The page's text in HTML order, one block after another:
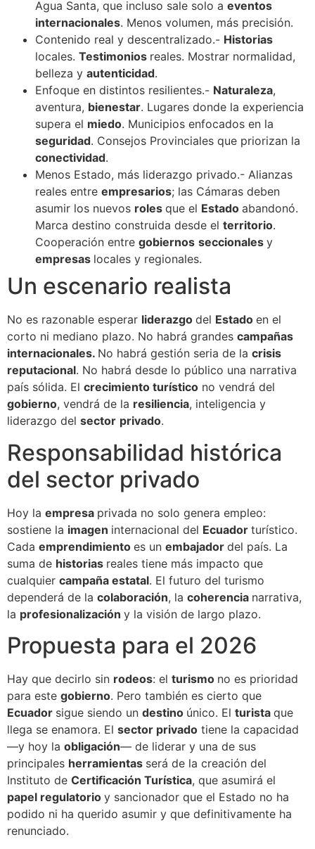
Agua Santa, que incluso sale solo a eventos
internacionales. Menos volumen, más precisión.
Contenido real y descentralizado.- Historias
locales. Testimonios reales. Mostrar normalidad,
belleza y autenticidad.
Enfoque en distintos resilientes.- Naturaleza,
aventura, bienestar. Lugares donde la experiencia
supera el miedo. Municipios enfocados en la
seguridad. Consejos Provinciales que priorizan la
conectividad.
Menos Estado, más liderazgo privado.- Alianzas
reales entre empresarios; las Cámaras deben
asumir los nuevos roles que el Estado abandonó.
Marca destino construida desde el territorio.
Cooperación entre gobiernos seccionales y
empresas locales y regionales.
Un escenario realista
No es razonable esperar liderazgo del Estado en el
corto ni mediano plazo. No habrá grandes campañas
internacionales. No habrá gestión seria de la crisis
reputacional. No habrá desde lo público una narrativa
país sólida. El crecimiento turístico no vendrá del
gobierno, vendrá de la resiliencia, inteligencia y
liderazgo del sector privado.
Responsabilidad histórica
del sector privado
Hoy la empresa privada no solo genera empleo:
sostiene la imagen internacional del Ecuador turístico.
Cada emprendimiento es un embajador del país. La
suma de historias reales tiene más impacto que
cualquier campaña estatal. El futuro del turismo
dependerá de la colaboración, la coherencia narrativa,
la profesionalización y la visión de largo plazo.
Propuesta para el 2026
Hay que decirlo sin rodeos: el turismo no es prioridad
para este gobierno. Pero también es cierto que
Ecuador sigue siendo un destino único. El turista que
llega se enamora. El sector privado tiene la capacidad
—y hoy la obligación— de liderar y una de sus
principales herramientas será de la creación del
Instituto de Certificación Turística, que asumirá el
papel regulatorio y sancionador que el Estado no ha
podido ni ha querido asumir y que definitivamente ha
renunciado.